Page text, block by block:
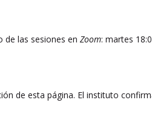
de las sesiones enZoom: martes
de esta página. El instituto